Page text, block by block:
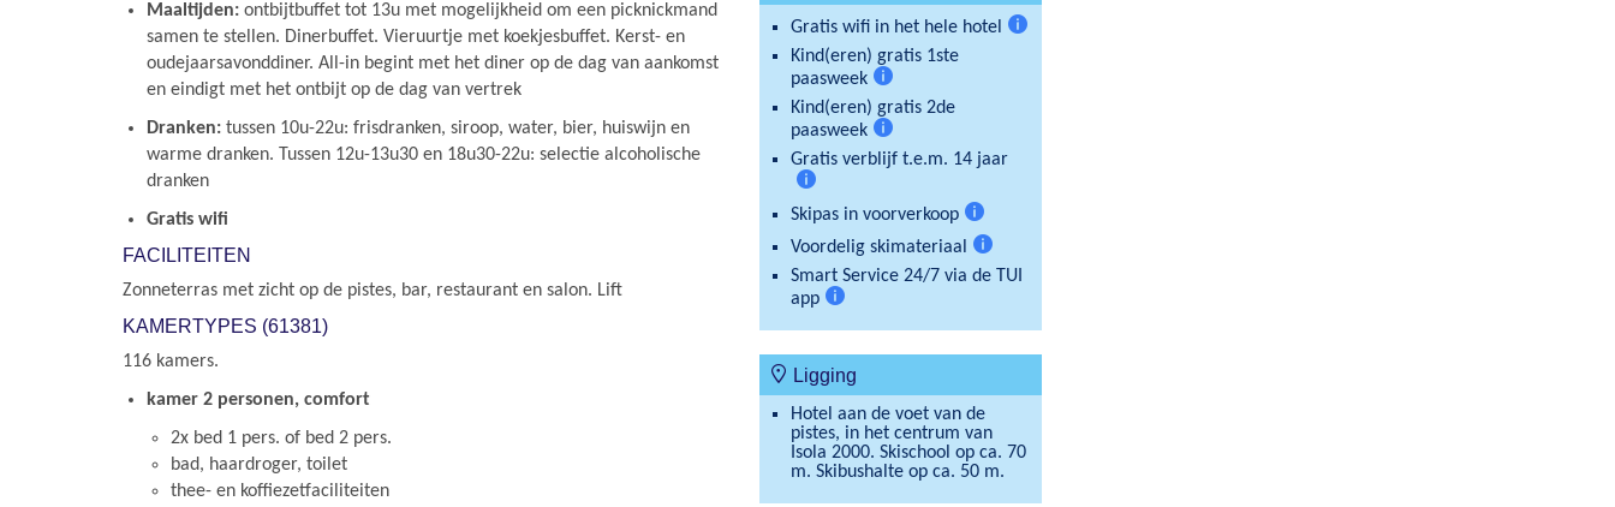
Maaltijden: ontbijtbuffet tot 13u met mogelijkheid om een picknickmand
samen te stellen. Dinerbuffet. Vieruurtje met koekjesbuffet. Kerst- en
oudejaarsavonddiner. All-in begint met het diner op de dag van aankomst
en eindigt met het ontbijt op de dag van vertrek
Dranken: tussen 10u-22u: frisdranken, siroop, water, bier, huiswijn en
warme dranken. Tussen 12u-13u30 en 18u30-22u: selectie alcoholische
dranken
Gratis wifi
FACILITEITEN
Zonneterras met zicht op de pistes, bar, restaurant en salon. Lift
KAMERTYPES (61381)
116 kamers.
kamer 2 personen, comfort
2x bed 1 pers. of bed 2 pers.
bad, haardroger, toilet
thee- en koffiezetfaciliteiten
Gratis wifi in het hele hotel
Kind(eren) gratis 1ste
paasweek
Meer
informatie
Kind(eren) gratis 2de
paasweek
Meer
Gratis verblijf t.e.m. 14 jaar
informatie
Skipas in voorverkoop
Meer
informatie
Voordelig skimateriaal
Meer
Smart Service 24/7 via de TUI
app
Ligging
Hotel aan de voet van de
pistes, in het centrum van
Isola 2000. Skischool op ca. 70
m. Skibushalte op ca. 50 m.